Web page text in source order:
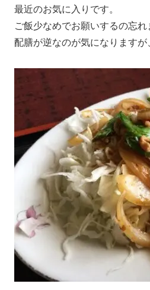
最近のお気に入りです。
ご飯少なめでお願いするの忘れ
配膳が逆なのが気になりますが